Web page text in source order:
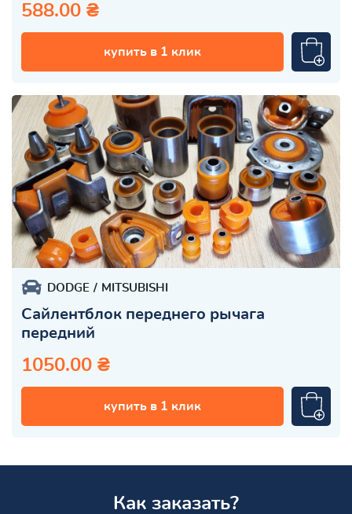
588.00 ₴
купить в 1 клик
DODGE MITSUBISHI
Сайлентблок переднего рычага
передний
1050.00 ₴
купить в 1 клик
Как заказать?